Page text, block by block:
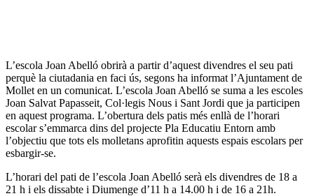
L’escola Joan Abelló obrirà a partir d’aquest divendres el seu pati
perquè la ciutadania en faci ús, segons ha informat l’Ajuntament de
Mollet en un comunicat. L’escola Joan Abelló se suma a les escoles
Joan Salvat Papasseit, Col·legis Nous i Sant Jordi que ja participen
en aquest programa. L’obertura dels patis més enllà de l’horari
escolar s’emmarca dins del projecte Pla Educatiu Entorn amb
l’objectiu que tots els molletans aprofitin aquests espais escolars per
esbargir-se.
L’horari del pati de l’escola Joan Abelló serà els divendres de 18 a
21 h i els dissabte i Diumenge d’11 h a 14.00 h i de 16 a 21h.